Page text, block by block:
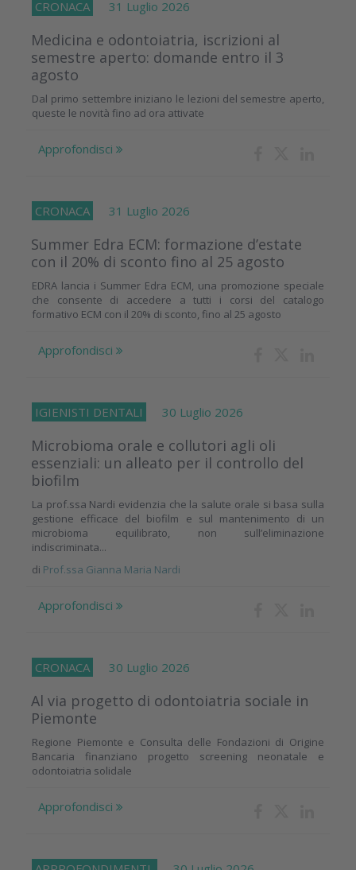
CRONACA 31 Luglio 2026
Medicina e odontoiatria, iscrizioni al
semestre aperto: domande entro il 3
agosto
Dal primo settembre iniziano le lezioni del semestre aperto,
queste le novità fino ad ora attivate
Approfondisci
CRONACA 31 Luglio 2026
Summer Edra ECM: formazione d’estate
con il 20% di sconto fino al 25 agosto
EDRA lancia i Summer Edra ECM, una promozione speciale
che consente di accedere a tutti i corsi del catalogo
formativo ECM con il 20% di sconto, fino al 25 agosto
Approfondisci
IGIENISTI DENTALI 30 Luglio 2026
Microbioma orale e collutori agli oli
essenziali: un alleato per il controllo del
biofilm
La prof.ssa Nardi evidenzia che la salute orale si basa sulla
gestione efficace del biofilm e sul mantenimento di un
microbioma equilibrato, non sull’eliminazione
indiscriminata...
di Prof.ssa Gianna Maria Nardi
Approfondisci
CRONACA 30 Luglio 2026
Al via progetto di odontoiatria sociale in
Piemonte
Regione Piemonte e Consulta delle Fondazioni di Origine
Bancaria finanziano progetto screening neonatale e
odontoiatria solidale
Approfondisci